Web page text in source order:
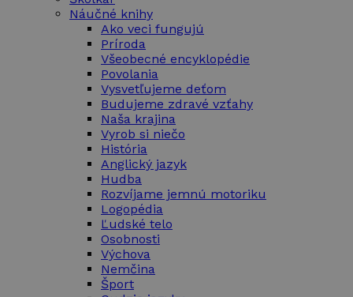
Náučné knihy
Ako veci fungujú
Príroda
Všeobecné encyklopédie
Povolania
Vysvetľujeme deťom
Budujeme zdravé vzťahy
Naša krajina
Vyrob si niečo
História
Anglický jazyk
Hudba
Rozvíjame jemnú motoriku
Logopédia
Ľudské telo
Osobnosti
Výchova
Nemčina
Šport